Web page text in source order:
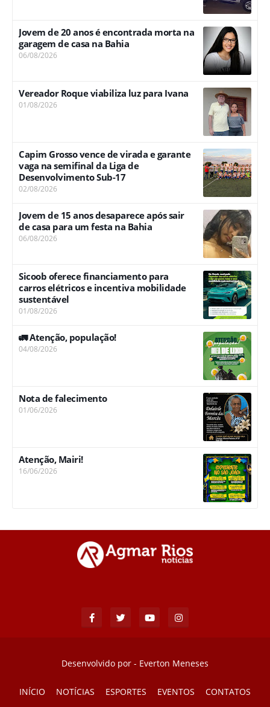
Jovem de 20 anos é encontrada morta na
garagem de casa na Bahia
06/08/2026
Vereador Roque viabiliza luz para Ivana
01/08/2026
Capim Grosso vence de virada e garante
vaga na semifinal da Liga de
Desenvolvimento Sub-17
02/08/2026
Jovem de 15 anos desaparece após sair
de casa para um festa na Bahia
06/08/2026
Sicoob oferece financiamento para
carros elétricos e incentiva mobilidade
sustentável
01/08/2026
🚛 Atenção, população!
04/08/2026
Nota de falecimento
01/06/2026
Atenção, Mairi!
16/06/2026
Desenvolvido por - Everton Meneses
INÍCIO NOTÍCIAS ESPORTES EVENTOS CONTATOS